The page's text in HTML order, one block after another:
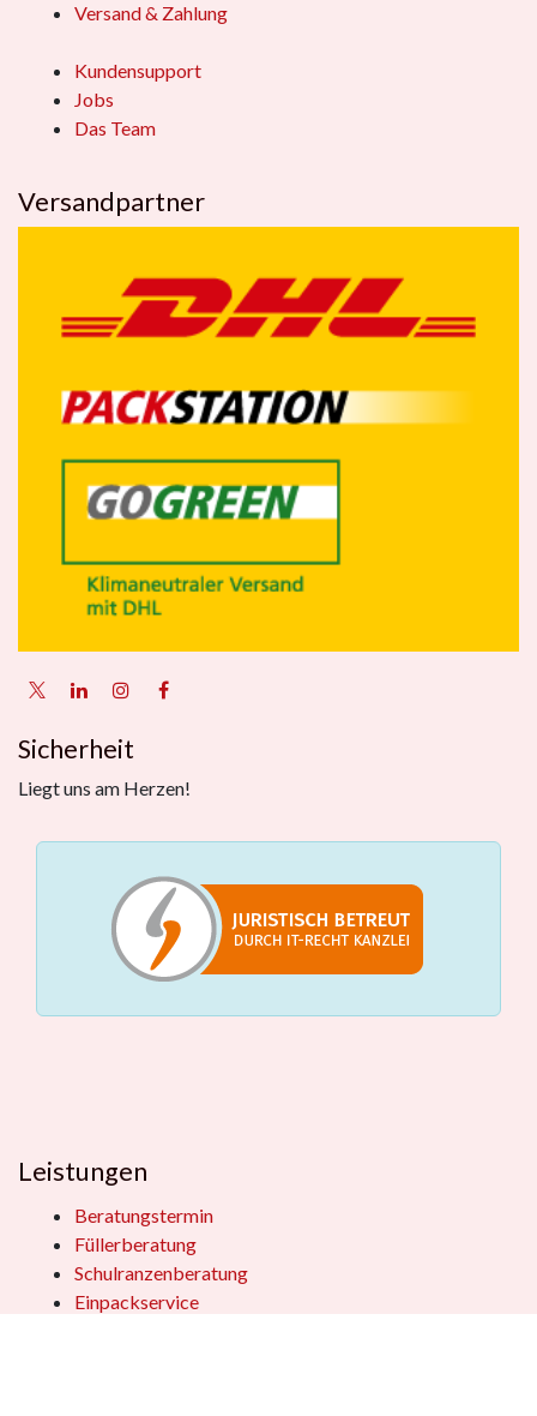
Versand & Zahlung
Kundensupport
Jobs
Das Team
Versandpartner
Sicherheit
Liegt uns am Herzen!
Leistungen
Beratungstermin
Füllerberatung
Schulranzenberatung
Einpackservice